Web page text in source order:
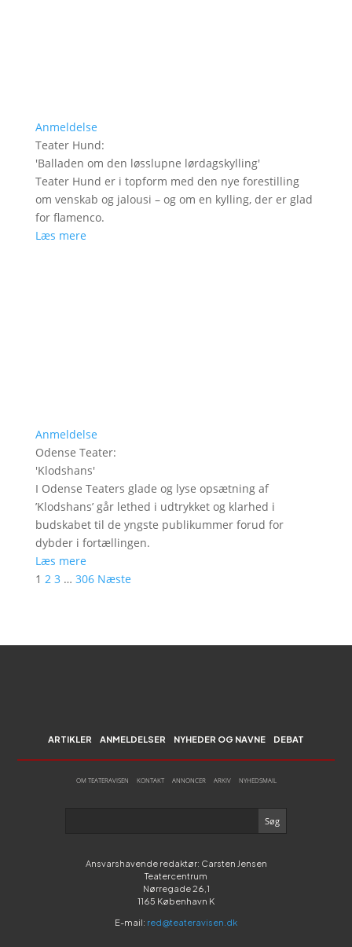
Anmeldelse
Teater Hund:
'Balladen om den løsslupne lørdagskylling'
Teater Hund er i topform med den nye forestilling
om venskab og jalousi – og om en kylling, der er glad
for flamenco.
Læs mere
Anmeldelse
Odense Teater:
'Klodshans'
I Odense Teaters glade og lyse opsætning af
’Klodshans’ går lethed i udtrykket og klarhed i
budskabet til de yngste publikummer forud for
dybder i fortællingen.
Læs mere
1 2 3 … 306 Næste
ARTIKLER ANMELDELSER NYHEDER OG NAVNE DEBAT
OM TEATERAVISEN KONTAKT ANNONCER ARKIV NYHEDSMAIL
Ansvarshavende redaktør: Carsten Jensen
Teatercentrum
Nørregade 26,1
1165 København K
E-mail: red@teateravisen.dk